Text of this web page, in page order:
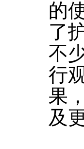
的
了
不
行
果
及